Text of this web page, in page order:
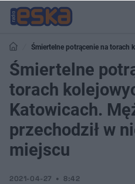
Śmiertelne potrącenie na torach
przechodził w niedozwolonym miejscu
Śmiertelne
torach
Katowicach.
przechodził w
miejscu
2021-04-27 8:42